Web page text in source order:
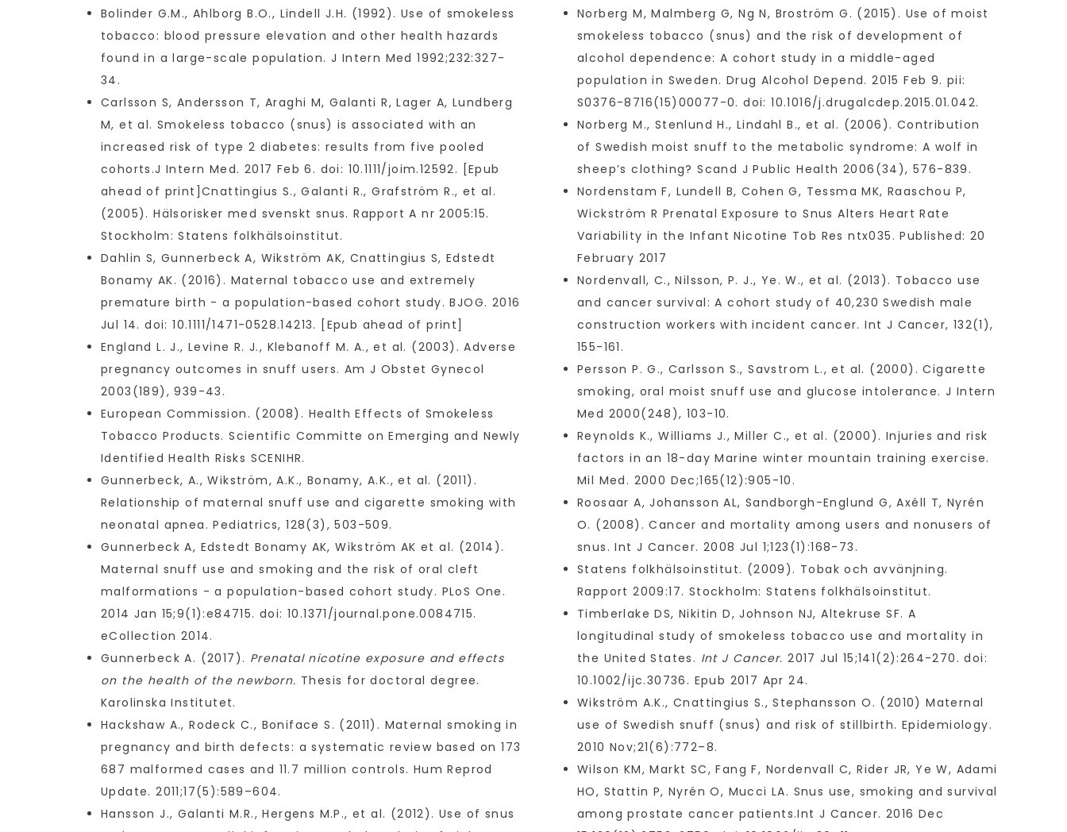
Bolinder G.M., Ahlborg B.O., Lindell J.H. (1992). Use of smokeless
tobacco: blood pressure elevation and other health hazards
found in a large-scale population. J Intern Med 1992;232:327-
34.
Carlsson S, Andersson T, Araghi M, Galanti R, Lager A, Lundberg
M, et al. Smokeless tobacco (snus) is associated with an
increased risk of type 2 diabetes: results from five pooled
cohorts.J Intern Med. 2017 Feb 6. doi: 10.1111/joim.12592. [Epub
ahead of print]Cnattingius S., Galanti R., Grafström R., et al.
(2005). Hälsorisker med svenskt snus. Rapport A nr 2005:15.
Stockholm: Statens folkhälsoinstitut.
Dahlin S, Gunnerbeck A, Wikström AK, Cnattingius S, Edstedt
Bonamy AK. (2016). Maternal tobacco use and extremely
premature birth - a population-based cohort study. BJOG. 2016
Jul 14. doi: 10.1111/1471-0528.14213. [Epub ahead of print]
England L. J., Levine R. J., Klebanoff M. A., et al. (2003). Adverse
pregnancy outcomes in snuff users. Am J Obstet Gynecol
2003(189), 939-43.
European Commission. (2008). Health Effects of Smokeless
Tobacco Products. Scientific Committe on Emerging and Newly
Identified Health Risks SCENIHR.
Gunnerbeck, A., Wikström, A.K., Bonamy, A.K., et al. (2011).
Relationship of maternal snuff use and cigarette smoking with
neonatal apnea. Pediatrics, 128(3), 503-509.
Gunnerbeck A, Edstedt Bonamy AK, Wikström AK et al. (2014).
Maternal snuff use and smoking and the risk of oral cleft
malformations - a population-based cohort study. PLoS One.
2014 Jan 15;9(1):e84715. doi: 10.1371/journal.pone.0084715.
eCollection 2014.
Gunnerbeck A. (2017). Prenatal nicotine exposure and effects
on the health of the newborn. Thesis for doctoral degree.
Karolinska Institutet.
Hackshaw A., Rodeck C., Boniface S. (2011). Maternal smoking in
pregnancy and birth defects: a systematic review based on 173
687 malformed cases and 11.7 million controls. Hum Reprod
Update. 2011;17(5):589–604.
Hansson J., Galanti M.R., Hergens M.P., et al. (2012). Use of snus
Norberg M, Malmberg G, Ng N, Broström G. (2015). Use of moist
smokeless tobacco (snus) and the risk of development of
alcohol dependence: A cohort study in a middle-aged
population in Sweden. Drug Alcohol Depend. 2015 Feb 9. pii:
S0376-8716(15)00077-0. doi: 10.1016/j.drugalcdep.2015.01.042.
Norberg M., Stenlund H., Lindahl B., et al. (2006). Contribution
of Swedish moist snuff to the metabolic syndrome: A wolf in
sheep’s clothing? Scand J Public Health 2006(34), 576-839.
Nordenstam F, Lundell B, Cohen G, Tessma MK, Raaschou P,
Wickström R Prenatal Exposure to Snus Alters Heart Rate
Variability in the Infant Nicotine Tob Res ntx035. Published: 20
February 2017
Nordenvall, C., Nilsson, P. J., Ye. W., et al. (2013). Tobacco use
and cancer survival: A cohort study of 40,230 Swedish male
construction workers with incident cancer. Int J Cancer, 132(1),
155-161.
Persson P. G., Carlsson S., Savstrom L., et al. (2000). Cigarette
smoking, oral moist snuff use and glucose intolerance. J Intern
Med 2000(248), 103-10.
Reynolds K., Williams J., Miller C., et al. (2000). Injuries and risk
factors in an 18-day Marine winter mountain training exercise.
Mil Med. 2000 Dec;165(12):905-10.
Roosaar A, Johansson AL, Sandborgh-Englund G, Axéll T, Nyrén
O. (2008). Cancer and mortality among users and nonusers of
snus. Int J Cancer. 2008 Jul 1;123(1):168-73.
Statens folkhälsoinstitut. (2009). Tobak och avvänjning.
Rapport 2009:17. Stockholm: Statens folkhälsoinstitut.
Timberlake DS, Nikitin D, Johnson NJ, Altekruse SF. A
longitudinal study of smokeless tobacco use and mortality in
the United States. Int J Cancer. 2017 Jul 15;141(2):264-270. doi:
10.1002/ijc.30736. Epub 2017 Apr 24.
Wikström A.K., Cnattingius S., Stephansson O. (2010) Maternal
use of Swedish snuff (snus) and risk of stillbirth. Epidemiology.
2010 Nov;21(6):772–8.
Wilson KM, Markt SC, Fang F, Nordenvall C, Rider JR, Ye W, Adami
HO, Stattin P, Nyrén O, Mucci LA. Snus use, smoking and survival
among prostate cancer patients.Int J Cancer. 2016 Dec